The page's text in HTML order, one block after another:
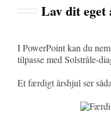
Lav dit eget
I PowerPoint kan du
tilpasse med Solstråle-
Et færdigt årshjul ser